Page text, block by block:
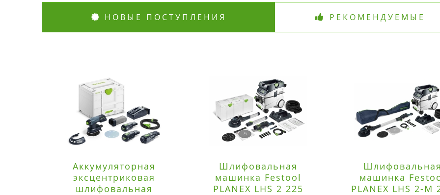
НОВЫЕ ПОСТУПЛЕНИЯ РЕКОМЕНДУЕМЫЕ
Аккумуляторная
эксцентриковая
шлифовальная
Шлифовальная
машинка Festool
PLANEX LHS 2 225
Шлифовальная
машинка
PLANEX LHS 2-M